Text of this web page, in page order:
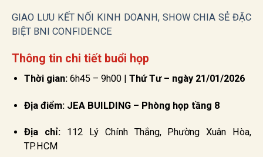
GIAO LƯU KẾT NỐI KINH DOANH, SHOW CHIA SẺ ĐẶC
BIỆT BNI CONFIDENCE
Thông tin chi tiết buổi họp
Thời gian: 6h45 – 9h00 |Thứ Tư – ngày 21/01/2026
Địa điểm: JEA BUILDING – Phòng họp tầng 8
Địa chỉ: 112 Lý Chính Thắng, Phường Xuân Hòa,
TP.HCM